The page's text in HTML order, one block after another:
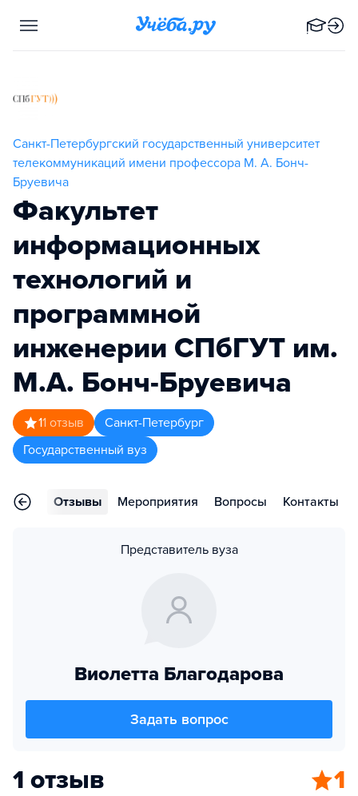
Санкт-Петербургский государственный университет
телекоммуникаций имени профессора М. А. Бонч-
Бруевича
Факультет
информационных
технологий и
программной
инженерии СПбГУТ им.
М.А. Бонч-Бруевича
11 отзыв
Санкт-Петербург
Государственный вуз
Отзывы Мероприятия Вопросы Контакты
Представитель вуза
Виолетта Благодарова
Задать вопрос
1 отзыв 1